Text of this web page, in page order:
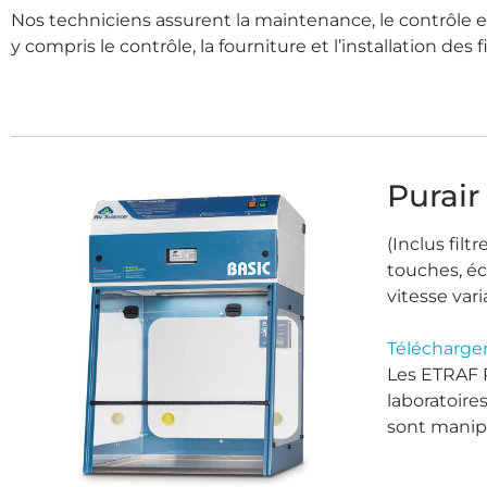
Nos techniciens assurent la maintenance, le contrôle
y compris le contrôle, la fourniture et l’installation des
(Inclus
touches,
vitesse
Les ETRAF
sont